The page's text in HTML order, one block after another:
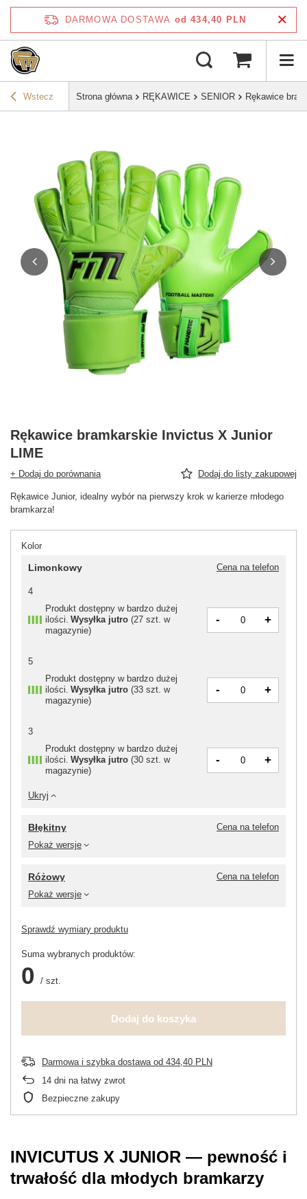
DARMOWA DOSTAWA od 434,40 PLN
Wstecz Strona główna RĘKAWICE SENIOR Rękawice
Rękawice bramkarskie Invictus X Junior
LIME
+ Dodaj do porównania Dodaj do listy zakupowej
Rękawice Junior, idealny wybór na pierwszy krok w karierze młodego
bramkarza!
Kolor
Pokaż wersje
Błękitny Cena na telefon
Ukryj
Limonkowy Cena na telefon
4
Produkt dostępny w bardzo dużej
ilości Wysyłka jutro (27 szt. w
magazynie)
- +
5
Produkt dostępny w bardzo dużej
ilości Wysyłka jutro (33 szt. w
magazynie)
- +
3
Produkt dostępny w bardzo dużej
ilości Wysyłka jutro (30 szt. w
magazynie)
- +
Pokaż wersje
Różowy Cena na telefon
Sprawdź wymiary produktu
Suma wybranych produktów:
0 / szt.
Dodaj do koszyka
Darmowa i szybka dostawaod 434,40 PLN
14 dni na łatwy zwrot
Bezpieczne zakupy
INVICUTUS X JUNIOR — pewność i
trwałość dla młodych bramkarzy